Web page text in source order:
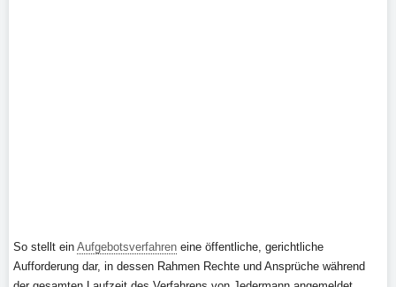
So stellt ein Aufgebotsverfahren eine öffentliche, gerichtliche
Aufforderung dar, in dessen Rahmen Rechte und Ansprüche während